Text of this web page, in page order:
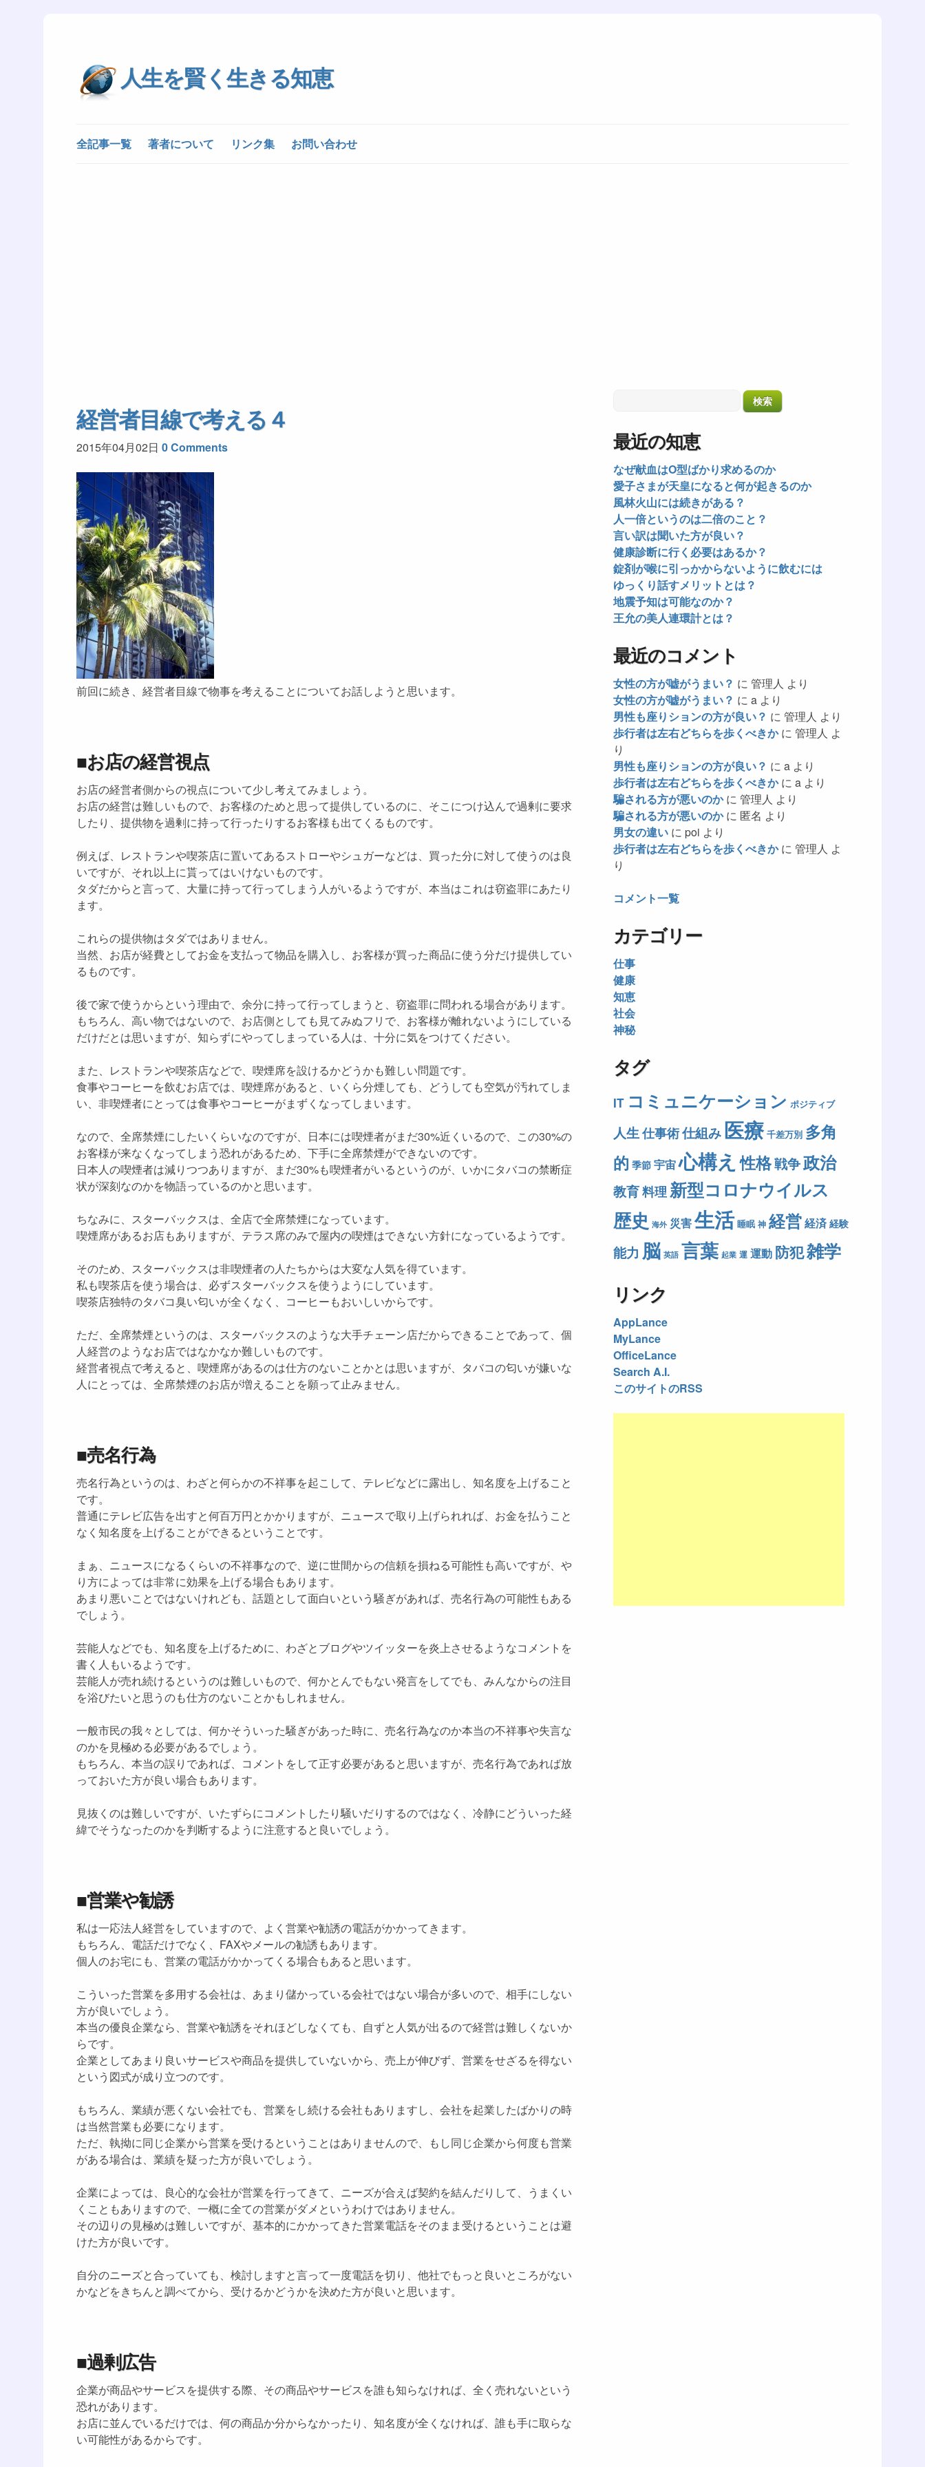
人生を賢く生きる知恵
全記事一覧 著者について リンク集 お問い合わせ
経営者目線で考える４
2015年04月02日 0 Comments
前回に続き、経営者目線で物事を考えることについてお話しようと思います。
■お店の経営視点
お店の経営者側からの視点について少し考えてみましょう。
お店の経営は難しいもので、お客様のためと思って提供しているのに、そこにつけ込んで過剰に要求
したり、提供物を過剰に持って行ったりするお客様も出てくるものです。
例えば、レストランや喫茶店に置いてあるストローやシュガーなどは、買った分に対して使うのは良
いですが、それ以上に貰ってはいけないものです。
タダだからと言って、大量に持って行ってしまう人がいるようですが、本当はこれは窃盗罪にあたり
ます。
これらの提供物はタダではありません。
当然、お店が経費としてお金を支払って物品を購入し、お客様が買った商品に使う分だけ提供してい
るものです。
後で家で使うからという理由で、余分に持って行ってしまうと、窃盗罪に問われる場合があります。
もちろん、高い物ではないので、お店側としても見てみぬフリで、お客様が離れないようにしている
だけだとは思いますが、知らずにやってしまっている人は、十分に気をつけてください。
また、レストランや喫茶店などで、喫煙席を設けるかどうかも難しい問題です。
食事やコーヒーを飲むお店では、喫煙席があると、いくら分煙しても、どうしても空気が汚れてしま
い、非喫煙者にとっては食事やコーヒーがまずくなってしまいます。
なので、全席禁煙にしたいくらいなのですが、日本には喫煙者がまだ30%近くいるので、この30%の
お客様が来なくなってしまう恐れがあるため、下手に全席禁煙ができないのです。
日本人の喫煙者は減りつつありますが、まだ30%も喫煙者がいるというのが、いかにタバコの禁断症
状が深刻なのかを物語っているのかと思います。
ちなみに、スターバックスは、全店で全席禁煙になっています。
喫煙席があるお店もありますが、テラス席のみで屋内の喫煙はできない方針になっているようです。
そのため、スターバックスは非喫煙者の人たちからは大変な人気を得ています。
私も喫茶店を使う場合は、必ずスターバックスを使うようにしています。
喫茶店独特のタバコ臭い匂いが全くなく、コーヒーもおいしいからです。
ただ、全席禁煙というのは、スターバックスのような大手チェーン店だからできることであって、個
人経営のようなお店ではなかなか難しいものです。
経営者視点で考えると、喫煙席があるのは仕方のないことかとは思いますが、タバコの匂いが嫌いな
人にとっては、全席禁煙のお店が増えることを願って止みません。
■売名行為
売名行為というのは、わざと何らかの不祥事を起こして、テレビなどに露出し、知名度を上げること
です。
普通にテレビ広告を出すと何百万円とかかりますが、ニュースで取り上げられれば、お金を払うこと
なく知名度を上げることができるということです。
まぁ、ニュースになるくらいの不祥事なので、逆に世間からの信頼を損ねる可能性も高いですが、や
り方によっては非常に効果を上げる場合もあります。
あまり悪いことではないけれども、話題として面白いという騒ぎがあれば、売名行為の可能性もある
でしょう。
芸能人などでも、知名度を上げるために、わざとブログやツイッターを炎上させるようなコメントを
書く人もいるようです。
芸能人が売れ続けるというのは難しいもので、何かとんでもない発言をしてでも、みんなからの注目
を浴びたいと思うのも仕方のないことかもしれません。
一般市民の我々としては、何かそういった騒ぎがあった時に、売名行為なのか本当の不祥事や失言な
のかを見極める必要があるでしょう。
もちろん、本当の誤りであれば、コメントをして正す必要があると思いますが、売名行為であれば放
っておいた方が良い場合もあります。
見抜くのは難しいですが、いたずらにコメントしたり騒いだりするのではなく、冷静にどういった経
緯でそうなったのかを判断するように注意すると良いでしょう。
■営業や勧誘
私は一応法人経営をしていますので、よく営業や勧誘の電話がかかってきます。
もちろん、電話だけでなく、FAXやメールの勧誘もあります。
個人のお宅にも、営業の電話がかかってくる場合もあると思います。
こういった営業を多用する会社は、あまり儲かっている会社ではない場合が多いので、相手にしない
方が良いでしょう。
本当の優良企業なら、営業や勧誘をそれほどしなくても、自ずと人気が出るので経営は難しくないか
らです。
企業としてあまり良いサービスや商品を提供していないから、売上が伸びず、営業をせざるを得ない
という図式が成り立つのです。
もちろん、業績が悪くない会社でも、営業をし続ける会社もありますし、会社を起業したばかりの時
は当然営業も必要になります。
ただ、執拗に同じ企業から営業を受けるということはありませんので、もし同じ企業から何度も営業
がある場合は、業績を疑った方が良いでしょう。
企業によっては、良心的な会社が営業を行ってきて、ニーズが合えば契約を結んだりして、うまくい
くこともありますので、一概に全ての営業がダメというわけではありません。
その辺りの見極めは難しいですが、基本的にかかってきた営業電話をそのまま受けるということは避
けた方が良いです。
自分のニーズと合っていても、検討しますと言って一度電話を切り、他社でもっと良いところがない
かなどをきちんと調べてから、受けるかどうかを決めた方が良いと思います。
■過剰広告
企業が商品やサービスを提供する際、その商品やサービスを誰も知らなければ、全く売れないという
恐れがあります。
お店に並んでいるだけでは、何の商品か分からなかったり、知名度が全くなければ、誰も手に取らな
い可能性があるからです。
最近の知恵
なぜ献血はO型ばかり求めるのか
愛子さまが天皇になると何が起きるのか
風林火山には続きがある？
人一倍というのは二倍のこと？
言い訳は聞いた方が良い？
健康診断に行く必要はあるか？
錠剤が喉に引っかからないように飲むには
ゆっくり話すメリットとは？
地震予知は可能なのか？
王允の美人連環計とは？
最近のコメント
女性の方が嘘がうまい？ に 管理人 より
女性の方が嘘がうまい？ に a より
男性も座りションの方が良い？ に 管理人 より
歩行者は左右どちらを歩くべきかに 管理人 よ
り
男性も座りションの方が良い？ に a より
歩行者は左右どちらを歩くべきかに a より
騙される方が悪いのかに 管理人 より
騙される方が悪いのかに 匿名 より
男女の違い に poi より
歩行者は左右どちらを歩くべきかに 管理人 よ
り
コメント一覧
カテゴリー
仕事
健康
知恵
社会
神秘
タグ
IT コミュニケーション ポジティブ
人生仕事術仕組み医療 千差万別 多角
的 季節 宇宙心構え 性格戦争政治
教育料理 新型コロナウイルス
歴史 海外 災害生活 睡眠 神 経営経済 経験
能力 脳 英語 言葉 起業 運 運動 防犯雑学
リンク
AppLance
MyLance
OfficeLance
Search A.I.
このサイトのRSS